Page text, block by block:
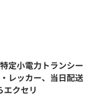
定小電力トランシー
レッカー、当日配送
エクセリ